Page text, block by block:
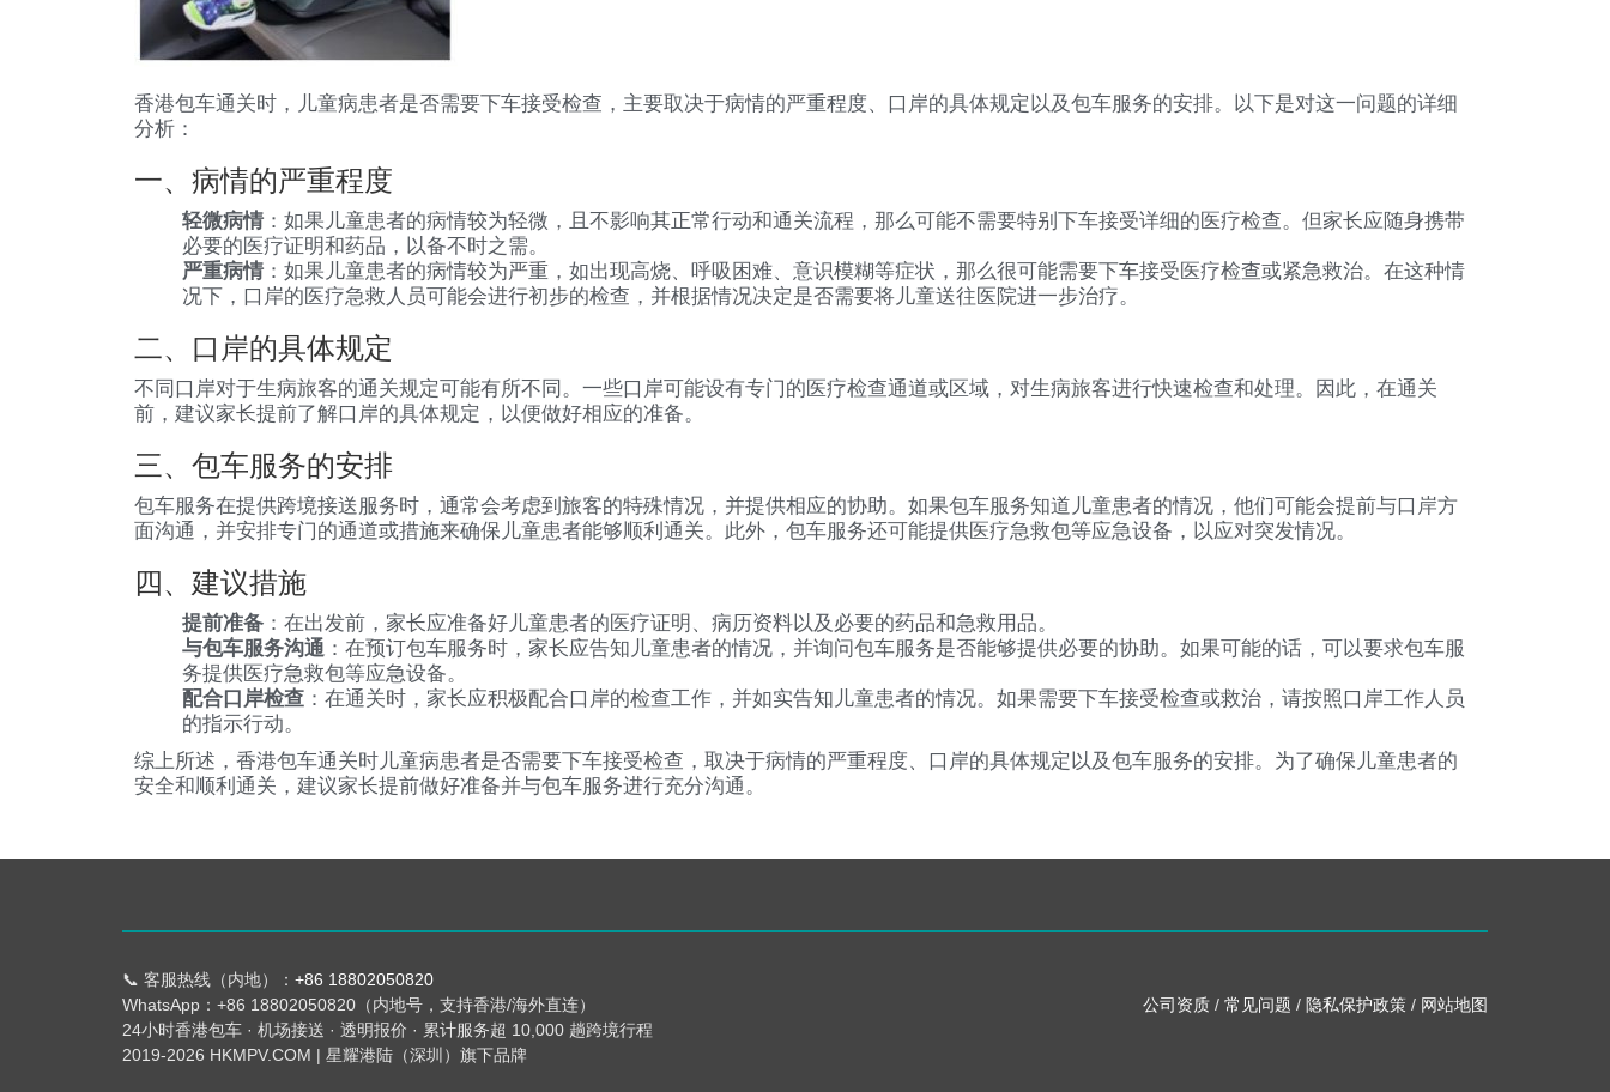
香港包车通关时，儿童病患者是否需要下车接受检查，主要取决于病情的严重程度、口岸的具体规定以及包车服务的安排。以下是对这一问题的详细
分析：
一、病情的严重程度
轻微病情 ：如果儿童患者的病情较为轻微，且不影响其正常行动和通关流程，那么可能不需要特别下车接受详细的医疗检查。但家长应随身携带
必要的医疗证明和药品，以备不时之需。
严重病情 ：如果儿童患者的病情较为严重，如出现高烧、呼吸困难、意识模糊等症状，那么很可能需要下车接受医疗检查或紧急救治。在这种情
况下，口岸的医疗急救人员可能会进行初步的检查，并根据情况决定是否需要将儿童送往医院进一步治疗。
二、口岸的具体规定
不同口岸对于生病旅客的通关规定可能有所不同。一些口岸可能设有专门的医疗检查通道或区域，对生病旅客进行快速检查和处理。因此，在通关
前，建议家长提前了解口岸的具体规定，以便做好相应的准备。
三、包车服务的安排
包车服务在提供跨境接送服务时，通常会考虑到旅客的特殊情况，并提供相应的协助。如果包车服务知道儿童患者的情况，他们可能会提前与口岸方
面沟通，并安排专门的通道或措施来确保儿童患者能够顺利通关。此外，包车服务还可能提供医疗急救包等应急设备，以应对突发情况。
四、建议措施
提前准备 ：在出发前，家长应准备好儿童患者的医疗证明、病历资料以及必要的药品和急救用品。
与包车服务沟通 ：在预订包车服务时，家长应告知儿童患者的情况，并询问包车服务是否能够提供必要的协助。如果可能的话，可以要求包车服
务提供医疗急救包等应急设备。
配合口岸检查 ：在通关时，家长应积极配合口岸的检查工作，并如实告知儿童患者的情况。如果需要下车接受检查或救治，请按照口岸工作人员
的指示行动。
综上所述，香港包车通关时儿童病患者是否需要下车接受检查，取决于病情的严重程度、口岸的具体规定以及包车服务的安排。为了确保儿童患者的
安全和顺利通关，建议家长提前做好准备并与包车服务进行充分沟通。
📞 客服热线（内地）： +86 18802050820
WhatsApp：+86 18802050820（内地号，支持香港/海外直连）
24小时香港包车 · 机场接送 · 透明报价 · 累计服务超 10,000 趟跨境行程
2019-2026 HKMPV.COM | 星耀港陆（深圳）旗下品牌
公司资质 / 常见问题 / 隐私保护政策 / 网站地图